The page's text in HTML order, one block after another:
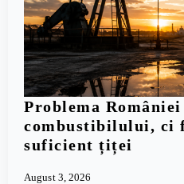
Problema
combustibilului, ci
suficient țiței
August 3, 2026